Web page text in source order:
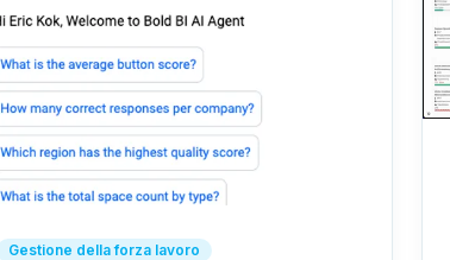
Gestione della forza lavoro